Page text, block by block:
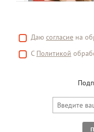
Даю согласие на
С Политикой